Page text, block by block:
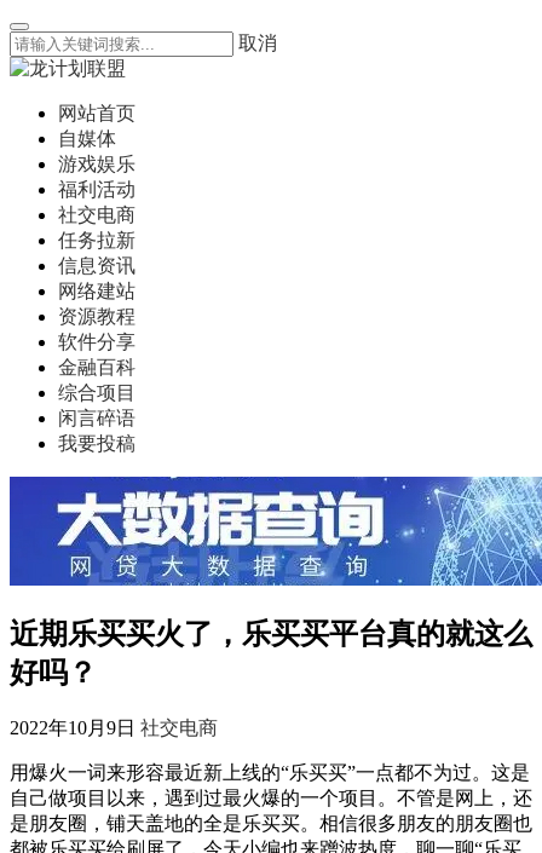
取消
网站首页
自媒体
游戏娱乐
福利活动
社交电商
任务拉新
信息资讯
网络建站
资源教程
软件分享
金融百科
综合项目
闲言碎语
我要投稿
近期乐买买火了，乐买买平台真的就这么
好吗？
2022年10月9日 社交电商
用爆火一词来形容最近新上线的“乐买买”一点都不为过。这是
自己做项目以来，遇到过最火爆的一个项目。不管是网上，还
是朋友圈，铺天盖地的全是乐买买。相信很多朋友的朋友圈也
都被乐买买给刷屏了，今天小编也来蹭波热度，聊一聊“乐买